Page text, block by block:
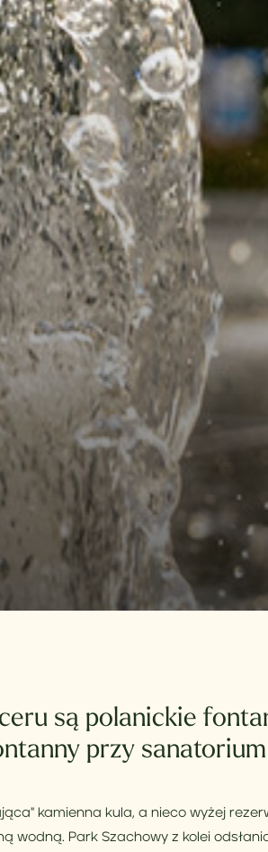
są polanickie
przy
kamienna kula, a nieco wyżej
wodną. Park Szachowy z kolei